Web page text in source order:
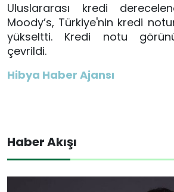
Uluslararası kredi
Moody’s, Türkiye'nin kredi
yükseltti. Kredi notu
çevrildi.
Hibya Haber Ajansı
Haber Akışı